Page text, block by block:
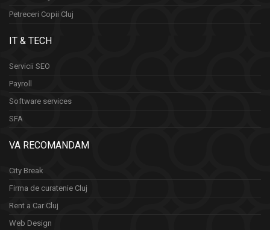
Petreceri Copii Cluj
IT & TECH
Servicii SEO
Payroll
Software services
SFA
VA RECOMANDAM
City Break
Firma de curatenie Cluj
Rent a Car Cluj
Web Design